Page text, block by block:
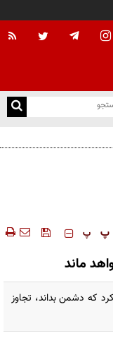
‍‍‍ پ پ
ماند
که دشمن بداند، تجاوز